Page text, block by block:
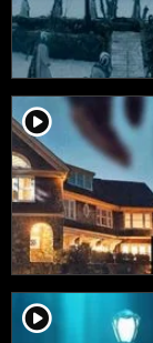
player2
player2